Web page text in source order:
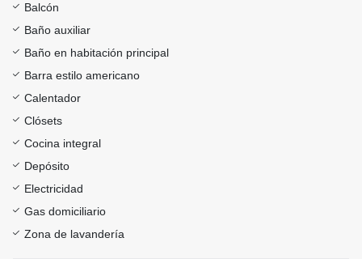
Balcón
Baño auxiliar
Baño en habitación principal
Barra estilo americano
Calentador
Clósets
Cocina integral
Depósito
Electricidad
Gas domiciliario
Zona de lavandería